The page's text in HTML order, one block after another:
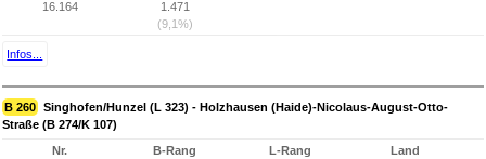
16.164
1.471
(9,1%)
Infos...
B 260 Singhofen/Hunzel (L 323) - Holzhausen (Haide)-Nicolaus-August-Otto-
Straße (B 274/K 107)
Nr.
B-Rang
L-Rang
Land